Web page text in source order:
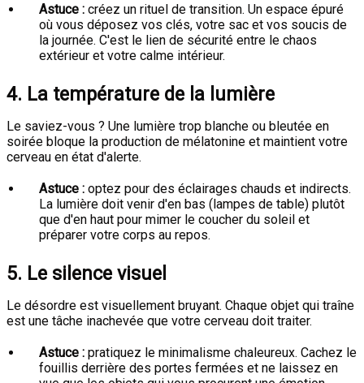
Astuce : créez un rituel de transition. Un espace épuré
où vous déposez vos clés, votre sac et vos soucis de
la journée. C'est le lien de sécurité entre le chaos
extérieur et votre calme intérieur.
4. La température de la lumière
Le saviez-vous ? Une lumière trop blanche ou bleutée en
soirée bloque la production de mélatonine et maintient votre
cerveau en état d'alerte.
Astuce : optez pour des éclairages chauds et indirects.
La lumière doit venir d'en bas (lampes de table) plutôt
que d'en haut pour mimer le coucher du soleil et
préparer votre corps au repos.
5. Le silence visuel
Le désordre est visuellement bruyant. Chaque objet qui traîne
est une tâche inachevée que votre cerveau doit traiter.
Astuce : pratiquez le minimalisme chaleureux. Cachez le
fouillis derrière des portes fermées et ne laissez en